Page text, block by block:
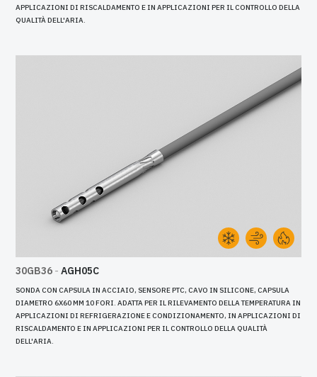
APPLICAZIONI DI RISCALDAMENTO E IN APPLICAZIONI PER IL CONTROLLO DELLA
QUALITÀ DELL'ARIA.
30GB36 - AGH05C
SONDA CON CAPSULA IN ACCIAIO, SENSORE PTC, CAVO IN SILICONE, CAPSULA
DIAMETRO 6X60 MM 10 FORI. ADATTA PER IL RILEVAMENTO DELLA TEMPERATURA IN
APPLICAZIONI DI REFRIGERAZIONE E CONDIZIONAMENTO, IN APPLICAZIONI DI
RISCALDAMENTO E IN APPLICAZIONI PER IL CONTROLLO DELLA QUALITÀ
DELL'ARIA.